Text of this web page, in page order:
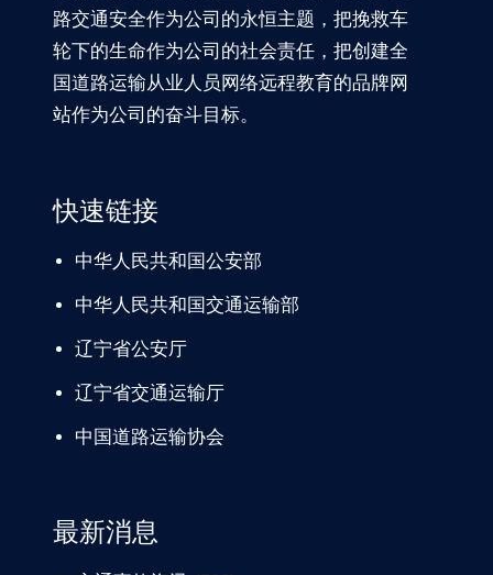
路交通安全作为公司的永恒主题，把挽救车
轮下的生命作为公司的社会责任，把创建全
国道路运输从业人员网络远程教育的品牌网
站作为公司的奋斗目标。
快速链接
中华人民共和国公安部
中华人民共和国交通运输部
辽宁省公安厅
辽宁省交通运输厅
中国道路运输协会
最新消息